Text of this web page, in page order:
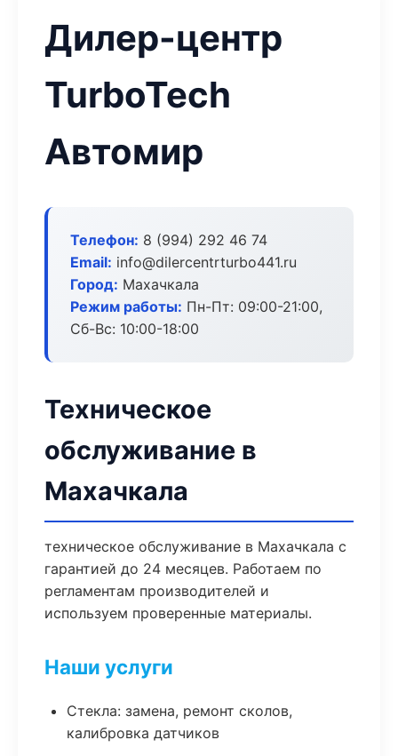
Дилер-центр
TurboTech
Автомир
Телефон: 8 (994) 292 46 74
Email: info@dilercentrturbo441.ru
Город: Махачкала
Режим работы: Пн-Пт: 09:00-21:00,
Сб-Вс: 10:00-18:00
Техническое
обслуживание в
Махачкала
техническое обслуживание в Махачкала с
гарантией до 24 месяцев. Работаем по
регламентам производителей и
используем проверенные материалы.
Наши услуги
Стекла: замена, ремонт сколов,
калибровка датчиков